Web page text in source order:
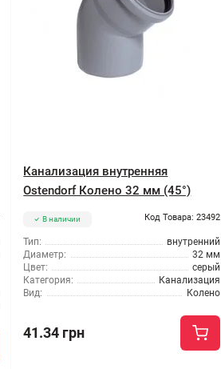
Канализация внутренняя
Ostendorf Колено 32 мм (45°)
В наличии Код Товара: 23492
Тип:
внутренний
Диаметр:
32 мм
Цвет:
серый
Категория:
Канализация
Вид:
Колено
41.34 грн